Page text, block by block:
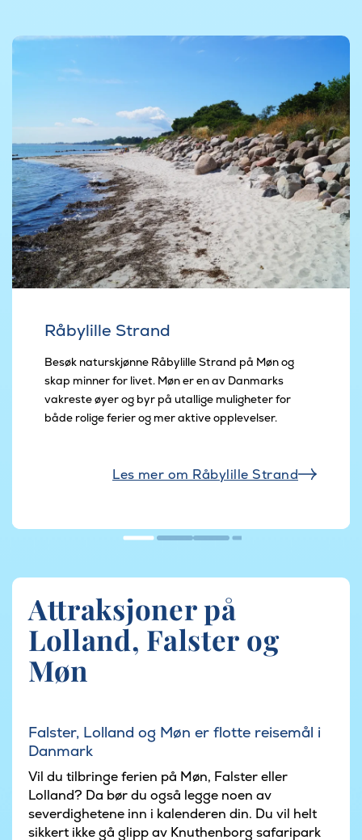
Råbylille Strand
Besøk naturskjønne Råbylille Strand på Møn og
skap minner for livet. Møn er en av Danmarks
vakreste øyer og byr på utallige muligheter for
både rolige ferier og mer aktive opplevelser.
Les mer om Råbylille Strand
Attraksjoner på
Lolland, Falster og
Møn
Falster, Lolland og Møn er flotte reisemål i
Danmark
Vil du tilbringe ferien på Møn, Falster eller
Lolland? Da bør du også legge noen av
severdighetene inn i kalenderen din. Du vil helt
sikkert ikke gå glipp av Knuthenborg safaripark